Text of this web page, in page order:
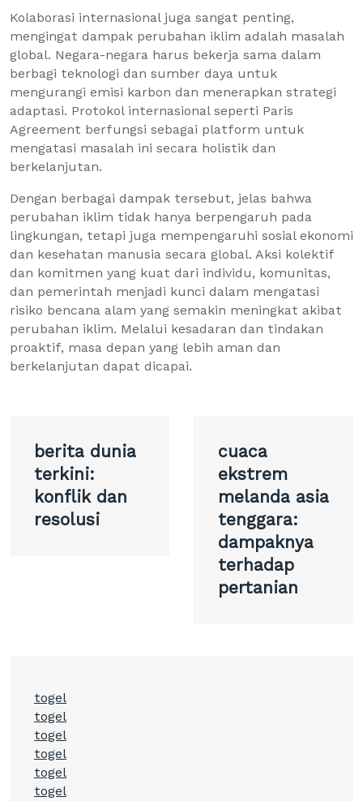
Kolaborasi internasional juga sangat penting,
mengingat dampak perubahan iklim adalah masalah
global. Negara-negara harus bekerja sama dalam
berbagi teknologi dan sumber daya untuk
mengurangi emisi karbon dan menerapkan strategi
adaptasi. Protokol internasional seperti Paris
Agreement berfungsi sebagai platform untuk
mengatasi masalah ini secara holistik dan
berkelanjutan.
Dengan berbagai dampak tersebut, jelas bahwa
perubahan iklim tidak hanya berpengaruh pada
lingkungan, tetapi juga mempengaruhi sosial ekonomi
dan kesehatan manusia secara global. Aksi kolektif
dan komitmen yang kuat dari individu, komunitas,
dan pemerintah menjadi kunci dalam mengatasi
risiko bencana alam yang semakin meningkat akibat
perubahan iklim. Melalui kesadaran dan tindakan
proaktif, masa depan yang lebih aman dan
berkelanjutan dapat dicapai.
navigation
berita dunia
terkini:
konflik dan
resolusi
cuaca
ekstrem
melanda asia
tenggara:
dampaknya
terhadap
pertanian
togel
togel
togel
togel
togel
togel